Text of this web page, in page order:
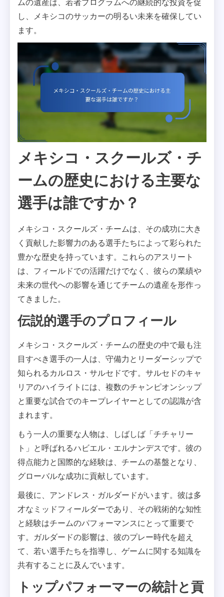
ムの遺産は、若者プログラムへの継続的な投資を促
し、メキシコのサッカーの明るい未来を確保してい
ます。
メキシコ・スクールズ・チ
ームの歴史における主要な
選手は誰ですか？
メキシコ・スクールズ・チームは、その成功に大き
く貢献した影響力のある選手たちによって彩られた
豊かな歴史を持っています。これらのアスリート
は、フィールドでの活躍だけでなく、彼らの業績や
未来の世代への影響を通じてチームの遺産を形作っ
てきました。
伝説的選手のプロフィール
メキシコ・スクールズ・チームの歴史の中で最も注
目すべき選手の一人は、守備力とリーダーシップで
知られるカルロス・サルセドです。サルセドのキャ
リアのハイライトには、複数のチャンピオンシップ
と重要な試合でのキープレイヤーとしての認識が含
まれます。
もう一人の重要な人物は、しばしば「チチャリー
ト」と呼ばれるハビエル・エルナンデスです。彼の
得点能力と国際的な経験は、チームの基盤となり、
グローバルな成功に貢献しています。
最後に、アンドレス・ガルダードがいます。彼は多
才なミッドフィールダーであり、その戦術的な知性
と経験はチームのパフォーマンスにとって重要で
す。ガルダードの影響は、彼のプレー時代を超え
て、若い選手たちを指導し、ゲームに関する知識を
共有することに及んでいます。
トップパフォーマーの統計と貢